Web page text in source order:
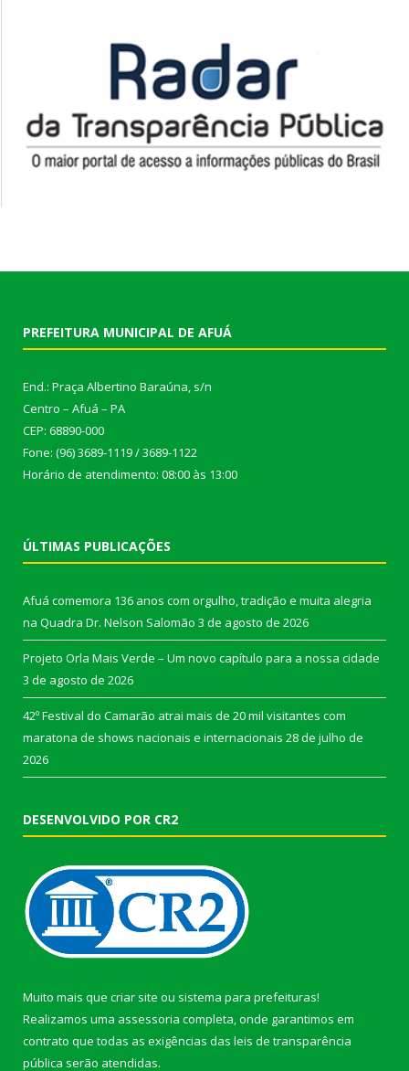
PREFEITURA MUNICIPAL DE AFUÁ
End.: Praça Albertino Baraúna, s/n
Centro – Afuá – PA
CEP: 68890-000
Fone: (96) 3689-1119 / 3689-1122
Horário de atendimento: 08:00 às 13:00
ÚLTIMAS PUBLICAÇÕES
Afuá comemora 136 anos com orgulho, tradição e muita alegria
na Quadra Dr. Nelson Salomão 3 de agosto de 2026
Projeto Orla Mais Verde – Um novo capítulo para a nossa cidade
3 de agosto de 2026
42º Festival do Camarão atrai mais de 20 mil visitantes com
maratona de shows nacionais e internacionais 28 de julho de
2026
DESENVOLVIDO POR CR2
Muito mais que criar site ou sistema para prefeituras!
Realizamos uma assessoria completa, onde garantimos em
contrato que todas as exigências das leis de transparência
pública serão atendidas.